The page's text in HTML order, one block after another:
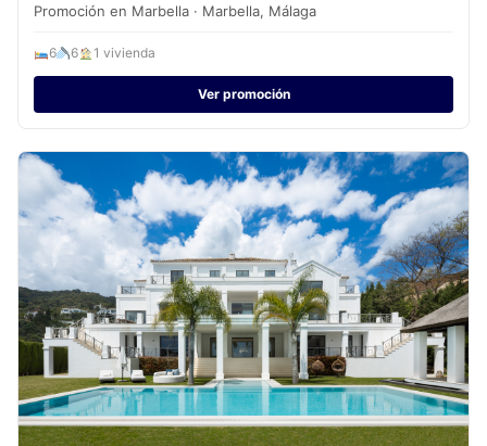
Promoción en Marbella · Marbella, Málaga
6 6 1 vivienda
Ver promoción